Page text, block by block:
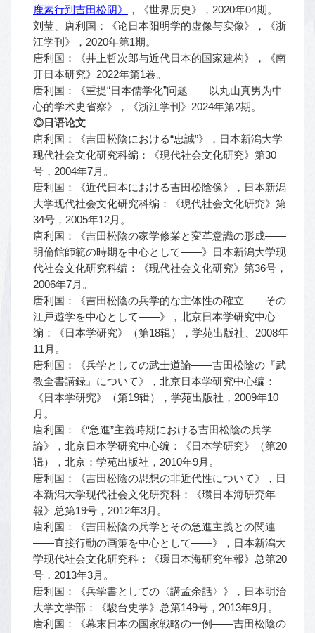
鹿素行到吉田松阴》
，《世界历史》，2020年04期。
刘莹、唐利国：《论日本阳明学的虚像与实像》，《浙
江学刊》，2020年第1期。
唐利国：《井上哲次郎与近代日本的国家建构》，《南
开日本研究》2022年第1卷。
唐利国：《重提“日本儒学化”问题——以丸山真男为中
心的学术史省察》，《浙江学刊》2024年第2期。
◎日语论文
唐利国：《吉田松陰における“忠誠”》，日本新潟大学
现代社会文化研究科编：《現代社会文化研究》第30
号，2004年7月。
唐利国：《近代日本における吉田松陰像》，日本新潟
大学现代社会文化研究科编：《現代社会文化研究》第
34号，2005年12月。
唐利国：《吉田松陰の家学修業と変革意識の形成――
明倫館師範の時期を中心として――》日本新潟大学现
代社会文化研究科编：《現代社会文化研究》第36号，
2006年7月。
唐利国：《吉田松陰の兵学的な主体性の確立——その
江戸遊学を中心として——》，北京日本学研究中心
编：《日本学研究》（第18辑），学苑出版社、2008年
11月。
唐利国：《兵学としての武士道論――吉田松陰の『武
教全書講録』について》，北京日本学研究中心编：
《日本学研究》（第19辑），学苑出版社，2009年10
月。
唐利国：《“急進”主義時期における吉田松陰の兵学
論》，北京日本学研究中心编：《日本学研究》（第20
辑），北京：学苑出版社，2010年9月。
唐利国：《吉田松陰の思想の非近代性について》，日
本新潟大学现代社会文化研究科：《環日本海研究年
報》总第19号，2012年3月。
唐利国：《吉田松陰の兵学とその急進主義との関連
——直接行動の画策を中心として——》，日本新潟大
学现代社会文化研究科：《環日本海研究年報》总第20
号，2013年3月。
唐利国：《兵学書としての〈講孟余話〉》，日本明治
大学文学部：《駿台史学》总第149号，2013年9月。
唐利国：《幕末日本の国家戦略の一例――吉田松陰の